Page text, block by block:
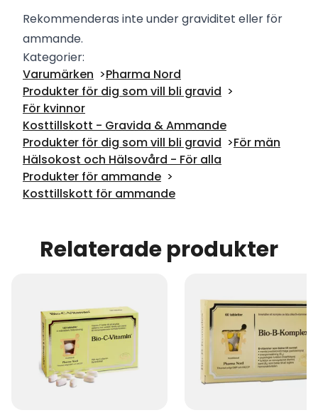
Rekommenderas inte under graviditet eller för
ammande.
Kategorier:
Varumärken
Pharma Nord
Produkter för dig som vill bli gravid
För kvinnor
Kosttillskott - Gravida & Ammande
Produkter för dig som vill bli gravid
För män
Hälsokost och Hälsovård - För alla
Produkter för ammande
Kosttillskott för ammande
Relaterade produkter